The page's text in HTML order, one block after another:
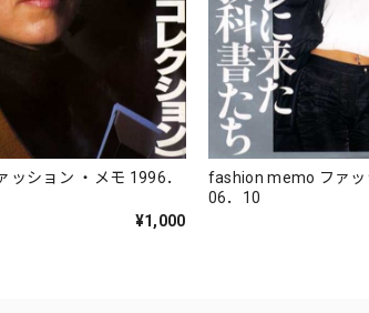
ョン ・メモ 1996．
¥1,000
fashion memo ファッショ
06．10